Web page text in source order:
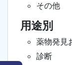
その他
用途別
薬物発見
診断